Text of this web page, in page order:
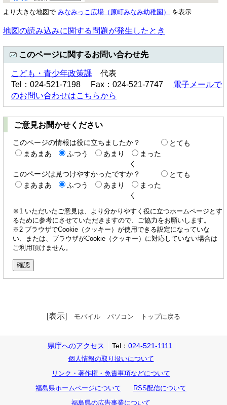
より大きな地図で みなみっこ広場（原町みなみ幼稚園） を表示
地図の読み込みに関する問題が発生したとき
このページに関するお問い合わせ先
こども・青少年政策課 代表
Tel：024-521-7198 Fax：024-521-7747 電子メールで
のお問い合わせはこちらから
ご意見お聞かせください
このページの情報は役に立ちましたか？
とても
まあまあ
ふつう あまり
まった
く
このページは見つけやすかったですか？
とても
まあまあ
ふつう あまり
まった
く
※1 いただいたご意見は、より分かりやすく役に立つホームページとす
るために参考にさせていただきますので、ご協力をお願いします。
※2 ブラウザでCookie（クッキー）が使用できる設定になっていな
い、または、ブラウザがCookie（クッキー）に対応していない場合は
ご利用頂けません。
[表示] モバイル パソコン トップに戻る
県庁へのアクセス Tel： 024-521-1111
個人情報の取り扱いについて
リンク・著作権・免責事項などについて
福島県ホームページについて
RSS配信について
福島県の広告事業について